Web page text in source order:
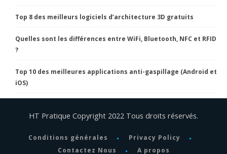
Top 8 des meilleurs logiciels d’architecture 3D gratuits
Quelles sont les différences entre WiFi, Bluetooth, NFC et RFID
?
Top 10 des meilleures applications anti-gaspillage (Android et
iOS)
HT Pratique Copyright 2022 Tous droits réservés.
Conditions générales
Privacy Policy
Contactez Nous
A propos